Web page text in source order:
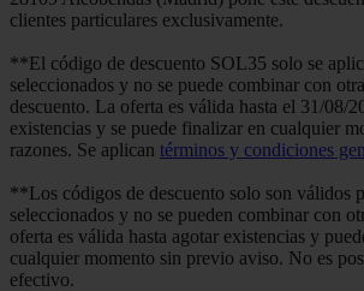
clientes particulares exclusivamente.
**El código de descuento SOL35 solo se
seleccionados y no se puede combinar con
descuento. La oferta es válida hasta el 31/08/
existencias y se puede finalizar en cualquier
razones. Se aplican términos y condiciones
**Los códigos de descuento solo son válidos
seleccionados y no se pueden combinar con
oferta es válida hasta agotar existencias y
cualquier momento sin previo aviso. No es
efectivo.